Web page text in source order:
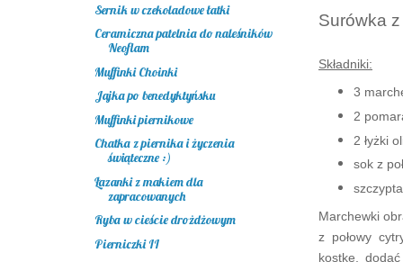
Surówka
Składniki:
3
2
2 łyżki
sok z
Marchewki
z połowy
kostkę,
Sernik w czekoladowe łatki
Ceramiczna patelnia do naleśników
Neoflam
Muffinki Choinki
Jajka po benedyktyńsku
Muffinki piernikowe
Chatka z piernika i życzenia
świąteczne :)
Łazanki z makiem dla
zapracowanych
Ryba w cieście drożdżowym
Pierniczki II